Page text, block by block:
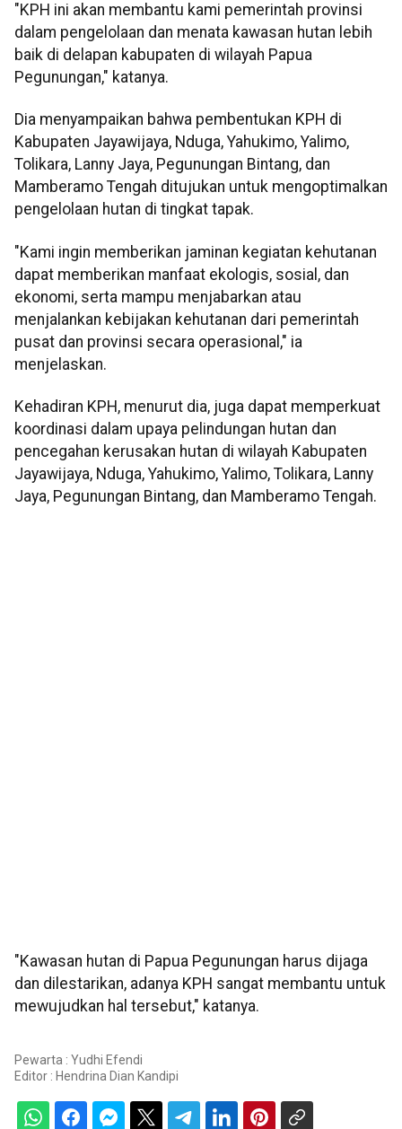
"KPH ini akan membantu kami pemerintah provinsi
dalam pengelolaan dan menata kawasan hutan lebih
baik di delapan kabupaten di wilayah Papua
Pegunungan," katanya.
Dia menyampaikan bahwa pembentukan KPH di
Kabupaten Jayawijaya, Nduga, Yahukimo, Yalimo,
Tolikara, Lanny Jaya, Pegunungan Bintang, dan
Mamberamo Tengah ditujukan untuk mengoptimalkan
pengelolaan hutan di tingkat tapak.
"Kami ingin memberikan jaminan kegiatan kehutanan
dapat memberikan manfaat ekologis, sosial, dan
ekonomi, serta mampu menjabarkan atau
menjalankan kebijakan kehutanan dari pemerintah
pusat dan provinsi secara operasional," ia
menjelaskan.
Kehadiran KPH, menurut dia, juga dapat memperkuat
koordinasi dalam upaya pelindungan hutan dan
pencegahan kerusakan hutan di wilayah Kabupaten
Jayawijaya, Nduga, Yahukimo, Yalimo, Tolikara, Lanny
Jaya, Pegunungan Bintang, dan Mamberamo Tengah.
"Kawasan hutan di Papua Pegunungan harus dijaga
dan dilestarikan, adanya KPH sangat membantu untuk
mewujudkan hal tersebut," katanya.
Pewarta : Yudhi Efendi
Editor : Hendrina Dian Kandipi